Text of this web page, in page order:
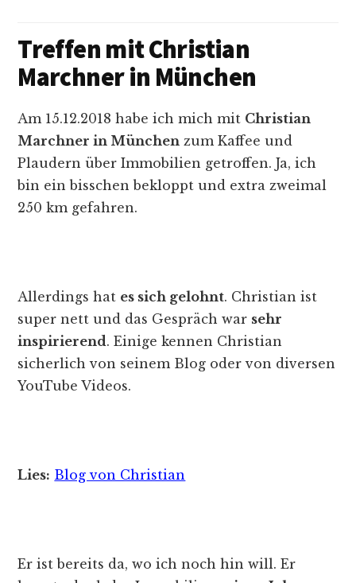
Treffen mit Christian
Marchner in München
Am 15.12.2018 habe ich mich mit Christian
Marchner in München zum Kaffee und
Plaudern über Immobilien getroffen. Ja, ich
bin ein bisschen bekloppt und extra zweimal
250 km gefahren.
Allerdings hat es sich gelohnt. Christian ist
super nett und das Gespräch war sehr
inspirierend. Einige kennen Christian
sicherlich von seinem Blog oder von diversen
YouTube Videos.
Lies: Blog von Christian
Er ist bereits da, wo ich noch hin will. Er